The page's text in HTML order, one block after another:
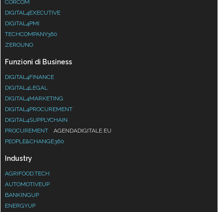
CORCOM
DIGITAL4EXECUTIVE
DIGITAL4PMI
TECHCOMPANY360
ZEROUNO
Funzioni di Business
DIGITAL4FINANCE
DIGITAL4LEGAL
DIGITAL4MARKETING
DIGITAL4PROCUREMENT
DIGITAL4SUPPLYCHAIN
PROCUREMENT
AGENDADIGITALE.EU
PEOPLE&CHANGE360
Industry
AGRIFOOD.TECH
AUTOMOTIVEUP
BANKINGUP
ENERGYUP